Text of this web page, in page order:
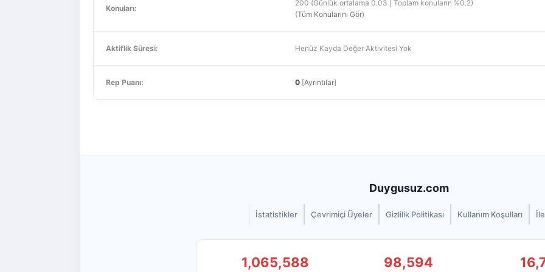
Konuları:
200 (Günlük ortalama 0.03 | Toplam konuların %0.2)
(Tüm Konularını Gör)
Aktiflik Süresi: Henüz Kayda Değer Aktivitesi Yok
Rep Puanı: 0 [Ayrıntılar]
Duygusuz.com
İstatistikler Çevrimiçi Üyeler Gizlilik Politikası Kullanım Koşulları
1,065,588 98,594